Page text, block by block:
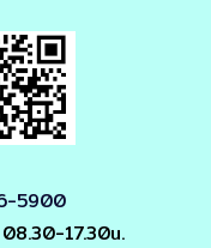
5900
17.30น.